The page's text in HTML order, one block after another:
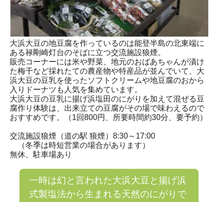
大浜大豆の地豆腐を作っているのは能登半島の北東端に
ある禄剛崎灯台のそばに立つ交流施設狼煙。
販売コーナーには米や野菜、地元のおばあちゃんが漬け
た梅干など採れたての農産物や特産品が並んでいて、大
浜大豆の豆乳を使ったソフトクリームや地豆腐のおから
入りドーナツも人気を集めています。
大浜大豆の豆乳に揚げ浜塩田のにがりを加えて混ぜる豆
腐作り体験は、出来立ての豆腐がその場で味わえるので
おすすめです。（1回800円、所要時間約30分、要予約）
交流施設狼煙（道の駅 狼煙）8:30～17:00
（冬季は時短営業の場合があります）
無休、駐車場あり
一時は幻と言われた大浜大豆と揚げ浜
式製塩法から生まれる天然のにがりで